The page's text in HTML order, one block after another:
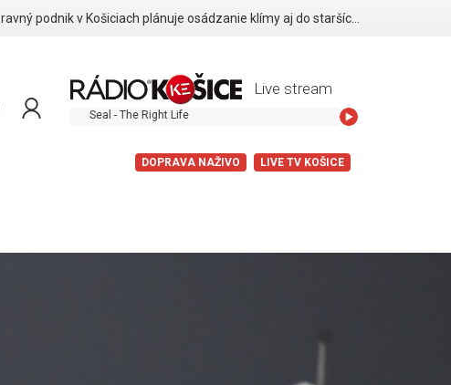
Dopravný podnik v Košiciach plánuje osádzanie klímy aj do starších vozidiel
Live stream
Seal - The Right Life
DOPRAVA NAŽIVO LIVE TV KOŠICE